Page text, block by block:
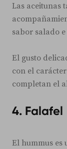
Las aceitunas
sabor salado
El gusto
con el
completan el
4. Falafel
El hummus es